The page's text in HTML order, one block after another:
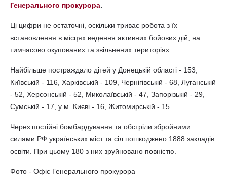
Генерального прокурора.
Ці цифри не остаточні, оскільки триває робота з їх
встановлення в місцях ведення активних бойових дій, на
тимчасово окупованих та звільнених територіях.
Найбільше постраждало дітей у Донецькій області - 153,
Київській - 116, Харківській - 109, Чернігівській - 68, Луганській
- 52, Херсонській - 52, Миколаївській - 47, Запорізькій - 29,
Сумській - 17, у м. Києві - 16, Житомирській - 15.
Через постійні бомбардування та обстріли збройними
силами РФ українських міст та сіл пошкоджено 1888 закладів
освіти. При цьому 180 з них зруйновано повністю.
Фото - Офіс Генерального прокурора